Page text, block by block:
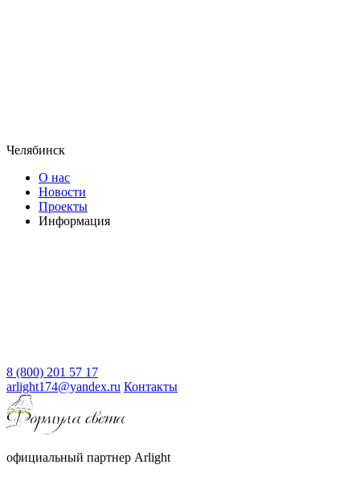
Челябинск
О нас
Новости
Проекты
Информация
8 (800) 201 57 17
arlight174@yandex.ru Контакты
официальный партнер Arlight